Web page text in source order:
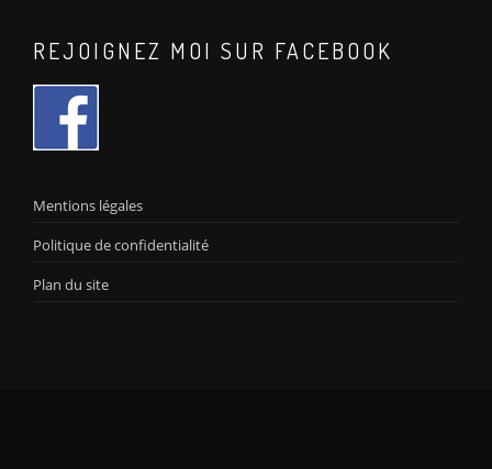
REJOIGNEZ MOI SUR FACEBOOK
Mentions légales
Politique de confidentialité
Plan du site